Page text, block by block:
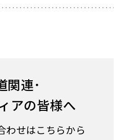
関連･
アの皆様へ
わせはこちらから